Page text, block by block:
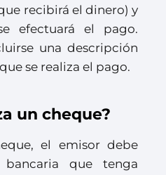
recibirá el dinero) y
efectuará el pago.
una descripción
se realiza el pago.
un cheque?
el emisor debe
que tenga